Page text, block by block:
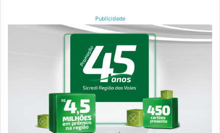
Publicidade